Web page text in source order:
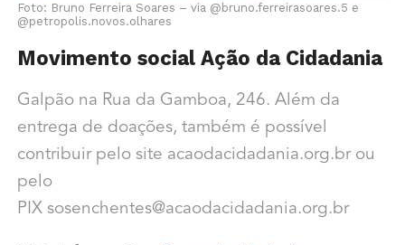
Foto: Bruno Ferreira Soares – via @bruno.ferreirasoares.5 e
@petropolis.novos.olhares
Movimento social Ação da Cidadania
Galpão na Rua da Gamboa, 246. Além da
entrega de doações, também é possível
contribuir pelo site acaodacidadania.org.br ou
pelo
PIX sosenchentes@acaodacidadania.org.br